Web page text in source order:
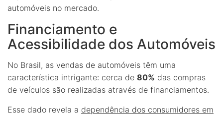
automóveis no mercado.
Financiamento e
Acessibilidade dos Automóveis
No Brasil, as vendas de automóveis têm uma
característica intrigante: cerca de 80% das compras
de veículos são realizadas através de financiamentos.
Esse dado revela a dependência dos consumidores em